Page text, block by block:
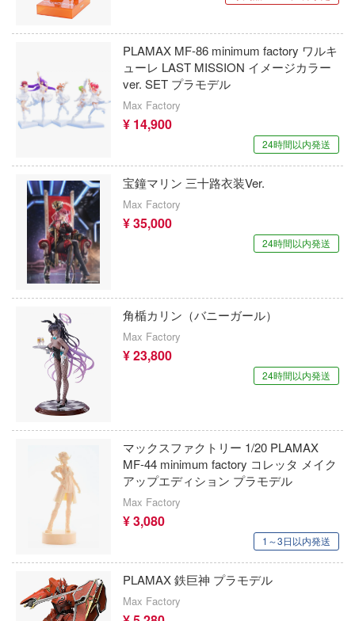
PLAMAX MF-86 minimum factory ワルキ
ューレ LAST MISSION イメージカラー
ver. SET プラモデル
Max Factory
¥ 14,900
24時間以内発送
宝鐘マリン 三十路衣装Ver.
Max Factory
¥ 35,000
24時間以内発送
角楯カリン（バニーガール）
Max Factory
¥ 23,800
24時間以内発送
マックスファクトリー 1/20 PLAMAX
MF-44 minimum factory コレッタ メイク
アップエディション プラモデル
Max Factory
¥ 3,080
1～3日以内発送
PLAMAX 鉄巨神 プラモデル
Max Factory
銀河漂流バイファム
銀河特急 ミルキー☆サブウェイ
キューティーハニー
キャプテン翼
鬼滅の刃
境界戦機
GUILTY GEARシリーズ
機動警察パトレイバー
銀魂
CLANNAD
SSSS.DYNAZENON/GRIDMAN
クラッシャージョウ
クレヨンしんちゃん
黒子のバスケ
RPGモデル(ハセガワ)
インフィニモデル(ピットロード)
INART(ユニオンクリエイティブ)
インフィニティスタチュー
インテリジェントシステムズ(グッドスマ
ンパニー)
イェンモデル(ビーバーコーポレーション)
Infinity Studio
ILIAD DESIGN(ビーバーコーポレーショ
インペリアルホビープロダクション(ビー
ーポレーション)
E-Model(プラッツ/童友社)
Eclipse Collectibles
イドラ(ビーバーコーポレーション)
しんちゃん
とりごと
で割り切れない
鬼太郎
うさぎですか？
トブキ飛行隊
のメイドラゴン
しい世界に祝福を！
、コミュ症です。
ヒルシリーズ